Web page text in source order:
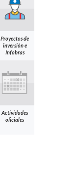
Proyectos de
inversión e
Infobras
Actividades
oficiales